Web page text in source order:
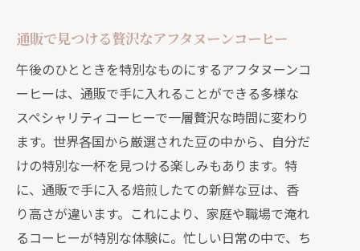
通販で見つける贅沢なアフタヌーンコーヒー
午後のひとときを特別なものにするアフタヌーンコ
ーヒーは、通販で手に入れることができる多様な
スペシャリティコーヒーで一層贅沢な時間に変わり
ます。世界各国から厳選された豆の中から、自分だ
けの特別な一杯を見つける楽しみもあります。特
に、通販で手に入る焙煎したての新鮮な豆は、香
り高さが違います。これにより、家庭や職場で淹れ
るコーヒーが特別な体験に。忙しい日常の中で、ち